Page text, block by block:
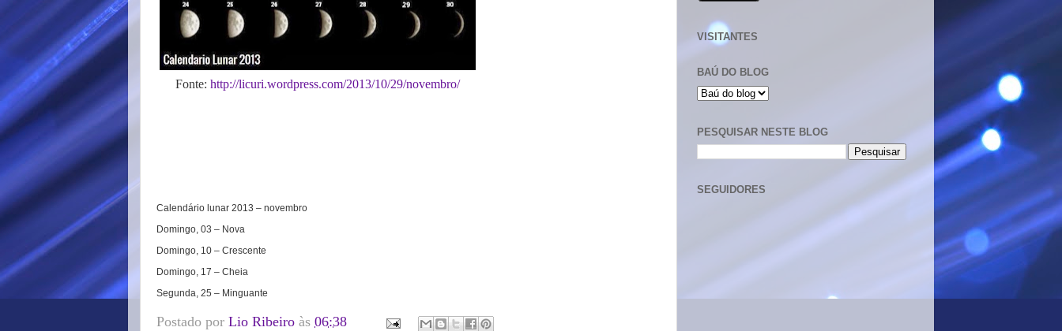
Fonte: http://licuri.wordpress.com/2013/10/29/novembro/
Calendário lunar 2013 – novembro
Domingo, 03 – Nova
Domingo, 10 – Crescente
Domingo, 17 – Cheia
Segunda, 25 – Minguante
Postado por Lio Ribeiro às 06:38
VISITANTES
BAÚ DO BLOG
PESQUISAR NESTE BLOG
SEGUIDORES